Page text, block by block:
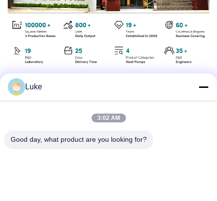
Luke
3:02 AM
Good day, what product are you looking for?